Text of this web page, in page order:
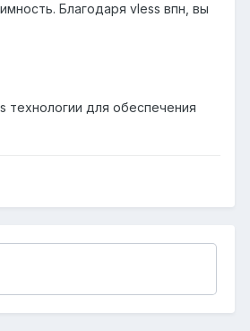
Благодаря vless впн, вы
для обеспечения